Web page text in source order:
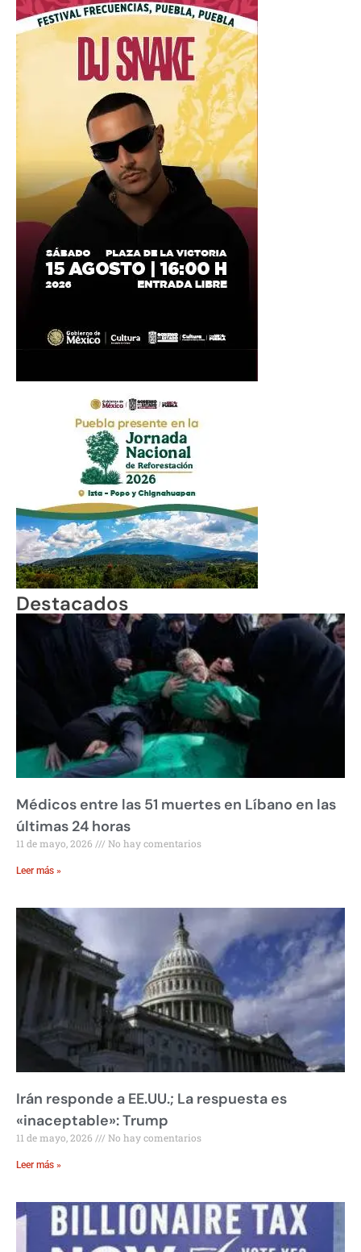
Destacados
Médicos entre las 51 muertes en Líbano en las
últimas 24 horas
11 de mayo, 2026 No hay comentarios
Leer más »
Irán responde a EE.UU.; La respuesta es
«inaceptable»: Trump
11 de mayo, 2026 No hay comentarios
Leer más »